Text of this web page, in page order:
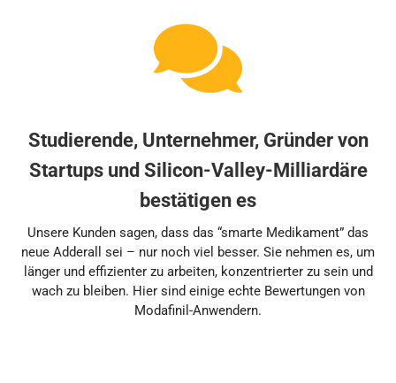
Studierende, Unternehmer, Gründer von
Startups und Silicon-Valley-Milliardäre
bestätigen es
Unsere Kunden sagen, dass das “smarte Medikament” das
neue Adderall sei – nur noch viel besser. Sie nehmen es, um
länger und effizienter zu arbeiten, konzentrierter zu sein und
wach zu bleiben. Hier sind einige echte Bewertungen von
Modafinil-Anwendern.